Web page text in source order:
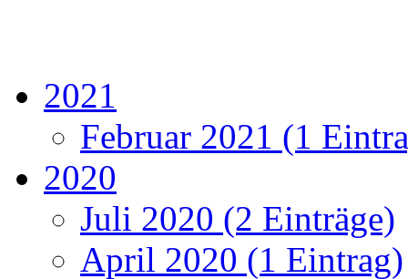
2021
Februar 2021 (1
2020
Juli 2020 (2 Einträge)
April 2020 (1 Eintrag)